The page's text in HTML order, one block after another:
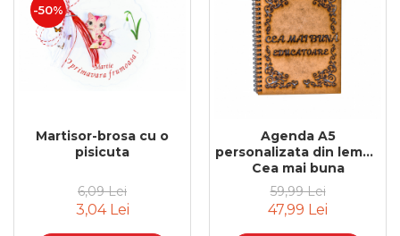
-50%
Martisor-brosa cu o
pisicuta
6,09 Lei
3,04 Lei
Agenda A5
personalizata din lemn -
Cea mai buna
educatoare!
59,99 Lei
47,99 Lei